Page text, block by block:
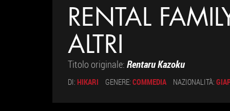
RENTAL
ALTRI
Titolo originale: Rentaru Kazoku
DI: HIKARI GENERE: COMMEDIA NAZIONALITÀ: